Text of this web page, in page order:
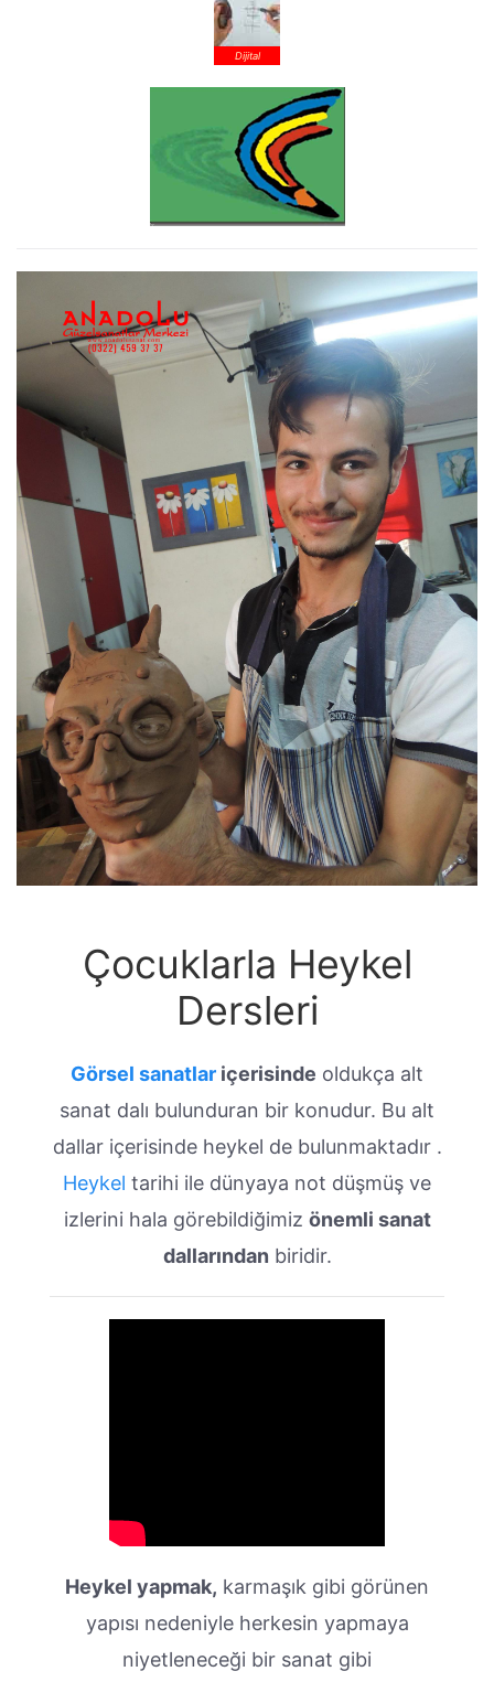
Dijital
Çocuklarla Heykel
Dersleri
Görsel sanatlar içerisinde oldukça alt
sanat dalı bulunduran bir konudur. Bu alt
dallar içerisinde heykel de bulunmaktadır .
Heykel tarihi ile dünyaya not düşmüş ve
izlerini hala görebildiğimiz önemli sanat
dallarından biridir.
Heykel yapmak, karmaşık gibi görünen
yapısı nedeniyle herkesin yapmaya
niyetleneceği bir sanat gibi